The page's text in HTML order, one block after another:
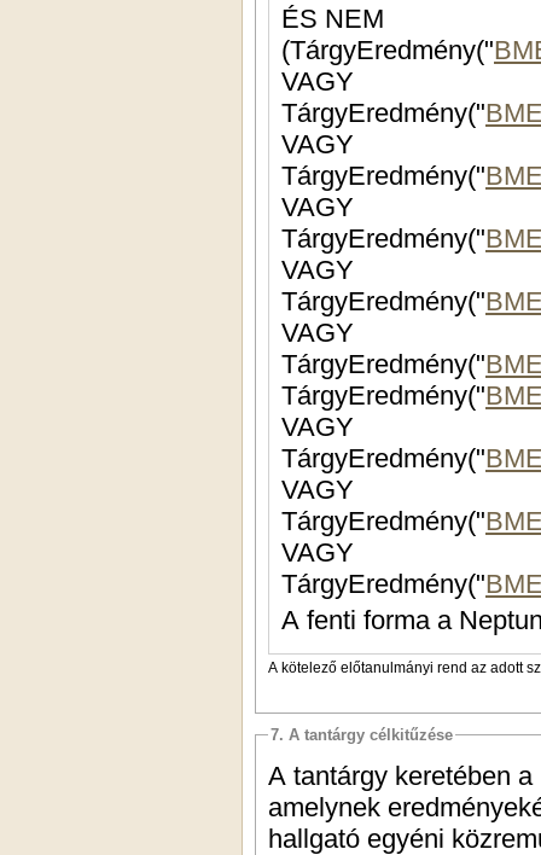
ÉS NEM
(TárgyEredmény("
VAGY
TárgyEredmény("
VAGY
TárgyEredmény("
VAGY
TárgyEredmény("
VAGY
TárgyEredmény("
VAGY
TárgyEredmény("
TárgyEredmény("
VAGY
TárgyEredmény("
VAGY
TárgyEredmény("
VAGY
TárgyEredmény("
A fenti forma a
A kötelező előtanulmányi rend az adott
7. A tantárgy célkitűzése
A tantárgy keretében
amelynek
hallgató egyéni